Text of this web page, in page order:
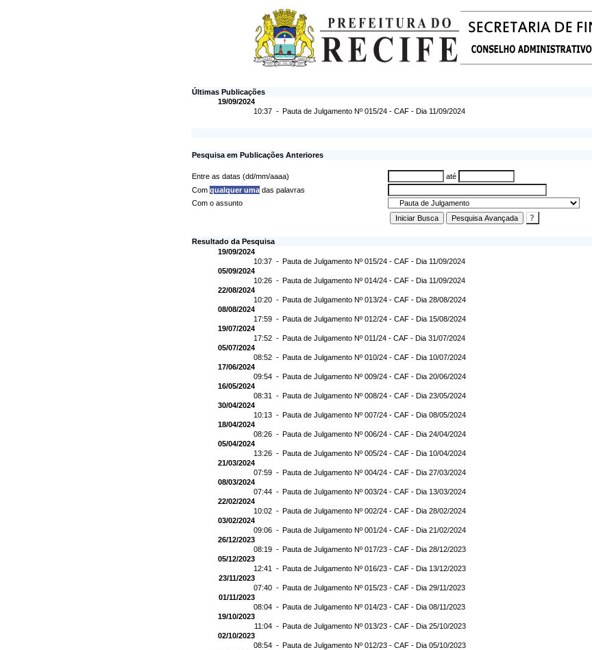
Últimas Publicações
19/09/2024
10:37 - Pauta de Julgamento Nº 015/24 - CAF - Dia 11/09/2024
Pesquisa em Publicações Anteriores
Entre as datas (dd/mm/aaaa)
até
Com qualquer umadas palavras
Com o assunto
Resultado da Pesquisa
19/09/2024
10:37 - Pauta de Julgamento Nº 015/24 - CAF - Dia 11/09/2024
05/09/2024
10:26 - Pauta de Julgamento Nº 014/24 - CAF - Dia 11/09/2024
22/08/2024
10:20 - Pauta de Julgamento Nº 013/24 - CAF - Dia 28/08/2024
08/08/2024
17:59 - Pauta de Julgamento Nº 012/24 - CAF - Dia 15/08/2024
19/07/2024
17:52 - Pauta de Julgamento Nº 011/24 - CAF - Dia 31/07/2024
05/07/2024
08:52 - Pauta de Julgamento Nº 010/24 - CAF - Dia 10/07/2024
17/06/2024
09:54 - Pauta de Julgamento Nº 009/24 - CAF - Dia 20/06/2024
16/05/2024
08:31 - Pauta de Julgamento Nº 008/24 - CAF - Dia 23/05/2024
30/04/2024
10:13 - Pauta de Julgamento Nº 007/24 - CAF - Dia 08/05/2024
18/04/2024
08:26 - Pauta de Julgamento Nº 006/24 - CAF - Dia 24/04/2024
05/04/2024
13:26 - Pauta de Julgamento Nº 005/24 - CAF - Dia 10/04/2024
21/03/2024
07:59 - Pauta de Julgamento Nº 004/24 - CAF - Dia 27/03/2024
08/03/2024
07:44 - Pauta de Julgamento Nº 003/24 - CAF - Dia 13/03/2024
22/02/2024
10:02 - Pauta de Julgamento Nº 002/24 - CAF - Dia 28/02/2024
03/02/2024
09:06 - Pauta de Julgamento Nº 001/24 - CAF - Dia 21/02/2024
26/12/2023
08:19 - Pauta de Julgamento Nº 017/23 - CAF - Dia 28/12/2023
05/12/2023
12:41 - Pauta de Julgamento Nº 016/23 - CAF - Dia 13/12/2023
23/11/2023
07:40 - Pauta de Julgamento Nº 015/23 - CAF - Dia 29/11/2023
01/11/2023
08:04 - Pauta de Julgamento Nº 014/23 - CAF - Dia 08/11/2023
19/10/2023
11:04 - Pauta de Julgamento Nº 013/23 - CAF - Dia 25/10/2023
02/10/2023
08:54 - Pauta de Julgamento Nº 012/23 - CAF - Dia 05/10/2023